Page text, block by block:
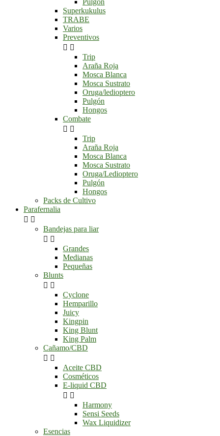
Superkukulus
TRABE
Varios
Preventivos
 
Trip
Araña Roja
Mosca Blanca
Mosca Sustrato
Oruga/ledioptero
Pulgón
Hongos
Combate
 
Trip
Araña Roja
Mosca Blanca
Mosca Sustrato
Oruga/Ledioptero
Pulgón
Hongos
Packs de Cultivo
Parafernalia
 
Bandejas para liar
 
Grandes
Medianas
Pequeñas
Blunts
 
Cyclone
Hemparillo
Juicy
Kingpin
King Blunt
King Palm
Cañamo/CBD
 
Aceite CBD
Cosméticos
E-liquid CBD
 
Harmony
Sensi Seeds
Wax Liquidizer
Esencias